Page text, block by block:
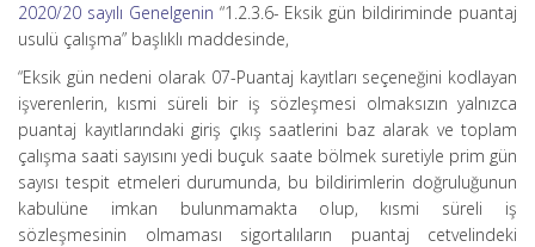
2020/20 sayılı Genelgenin “1.2.3.6- Eksik gün bildiriminde puantaj
usulü çalışma” başlıklı maddesinde,
“Eksik gün nedeni olarak 07-Puantaj kayıtları seçeneğini kodlayan
işverenlerin, kısmi süreli bir iş sözleşmesi olmaksızın yalnızca
puantaj kayıtlarındaki giriş çıkış saatlerini baz alarak ve toplam
çalışma saati sayısını yedi buçuk saate bölmek suretiyle prim gün
sayısı tespit etmeleri durumunda, bu bildirimlerin doğruluğunun
kabulüne imkan bulunmamakta olup, kısmi süreli iş
sözleşmesinin olmaması sigortalıların puantaj cetvelindeki